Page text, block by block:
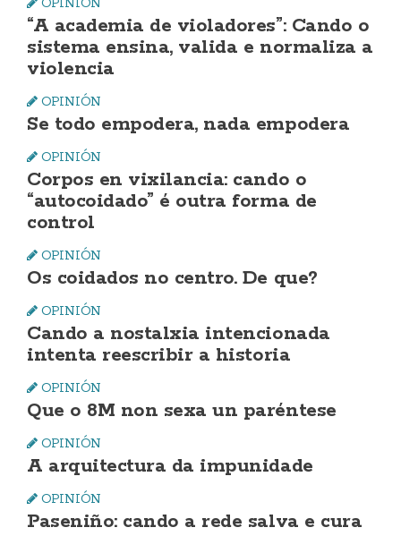
“A academia de violadores”: Cando o
sistema ensina, valida e normaliza a
violencia
OPINIÓN
Se todo empodera, nada empodera
OPINIÓN
Corpos en vixilancia: cando o
“autocoidado” é outra forma de
control
OPINIÓN
Os coidados no centro. De que?
OPINIÓN
Cando a nostalxia intencionada
intenta reescribir a historia
OPINIÓN
Que o 8M non sexa un paréntese
OPINIÓN
A arquitectura da impunidade
OPINIÓN
Paseniño: cando a rede salva e cura